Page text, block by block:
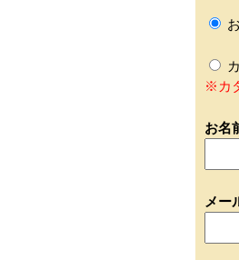
※カ
お名
メー